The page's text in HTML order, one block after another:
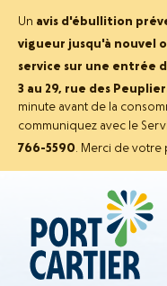
Un avis d'ébullition
vigueur jusqu'à nouvel
service sur une entrée
3 au 29, rue des
minute avant de la
communiquez avec le
766-5590. Merci de votre